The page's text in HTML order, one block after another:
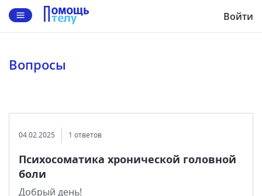
Войти
Вопросы
04.02.2025 1 ответов
Психосоматика хронической головной
боли
Добрый день!